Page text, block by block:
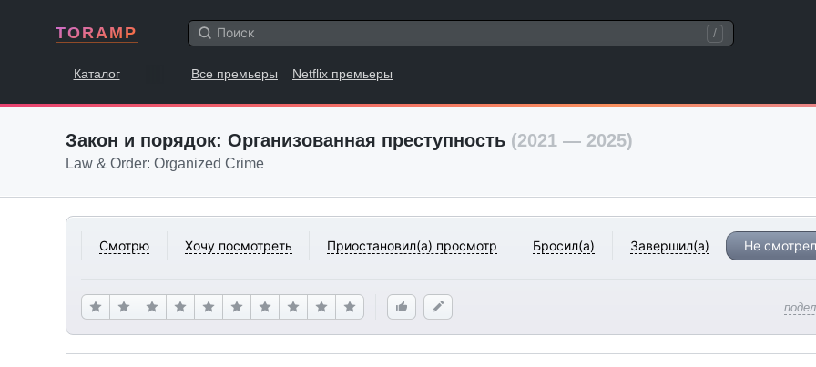
TORAMP /
Каталог Все премьеры Netflix премьеры
Закон и порядок: Организованная преступность (2021 — 2025)
Law & Order: Organized Crime
Смотрю Хочу посмотреть Приостановил(а) просмотр Бросил(а) Завершил(а) Не